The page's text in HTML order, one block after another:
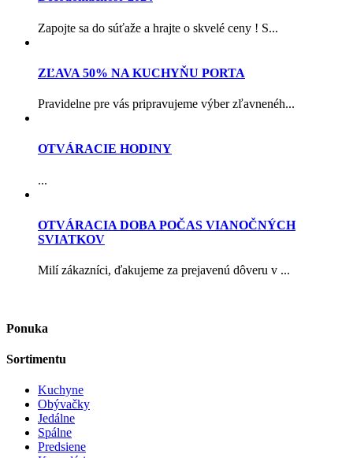
Zapojte sa do súťaže a hrajte o skvelé ceny ! S...
ZĽAVA 50% NA KUCHYŇU PORTA
Pravidelne pre vás pripravujeme výber zľavnenéh...
OTVÁRACIE HODINY
...
OTVÁRACIA DOBA POČAS VIANOČNÝCH
SVIATKOV
Milí zákazníci, ďakujeme za prejavenú dôveru v ...
Ponuka
Sortimentu
Kuchyne
Obývačky
Jedálne
Spálne
Predsiene